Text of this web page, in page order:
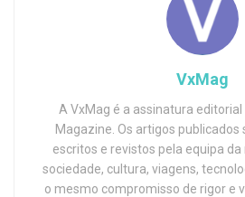
VxMag
A VxMag é a assinatura
Magazine. Os artigos publicados
escritos e revistos pela equipa
sociedade, cultura, viagens,
o mesmo compromisso de rigor e